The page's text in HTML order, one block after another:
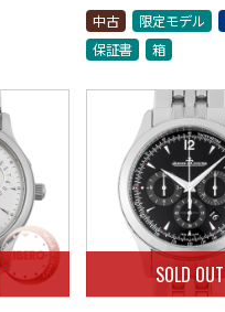
中古 限定モデル
保証書
箱
SOLD OUT